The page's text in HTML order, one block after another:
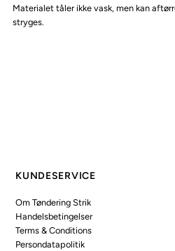
Materialet tåler ikke vask, men kan
stryges.
KUNDESERVICE
Om Tøndering Strik
Handelsbetingelser
Terms & Conditions
Persondatapolitik